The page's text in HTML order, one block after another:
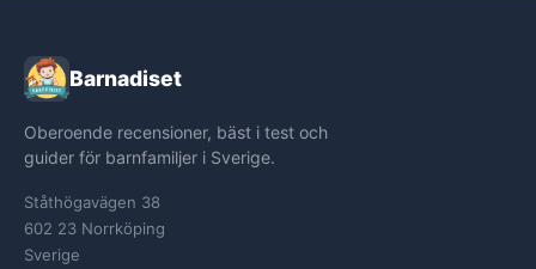
Barnadiset
Oberoende recensioner, bäst i test och
guider för barnfamiljer i Sverige.
Ståthögavägen 38
602 23 Norrköping
Sverige